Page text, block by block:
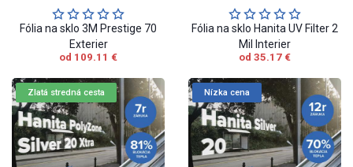
Fólia na sklo 3M Prestige 70
Exterier
od 109.11 €
Fólia na sklo Hanita UV Filter 2
Mil Interier
od 35.17 €
Zlatá stredná cesta Nízka cena